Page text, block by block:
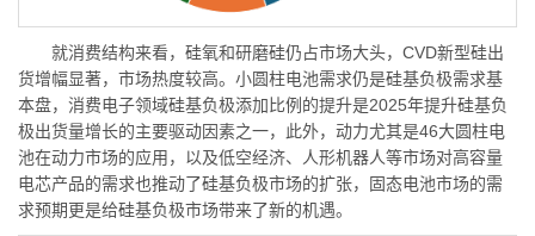
就消费结构来看，硅氧和研磨硅仍占市场大头，CVD新型硅出
货增幅显著，市场热度较高。小圆柱电池需求仍是硅基负极需求基
本盘，消费电子领域硅基负极添加比例的提升是2025年提升硅基负
极出货量增长的主要驱动因素之一，此外，动力尤其是46大圆柱电
池在动力市场的应用，以及低空经济、人形机器人等市场对高容量
电芯产品的需求也推动了硅基负极市场的扩张，固态电池市场的需
求预期更是给硅基负极市场带来了新的机遇。